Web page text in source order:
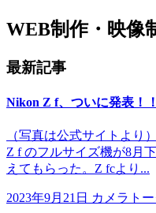
WEB制作・映像
最新記事
Nikon Z f、ついに発表！！
（写真は公式サイトより
Z f のフルサイズ機が8月
えてもらった。Z fcより...
2023年9月21日 カメラトー